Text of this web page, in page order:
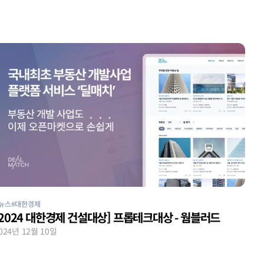
스#대한경제
대한경제 건설대상] 프롭테크대상 - 웜블러드
년 12월 10일